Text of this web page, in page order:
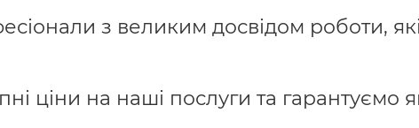
з великим досвідом роботи,
ціни на наші послуги та гарантуємо